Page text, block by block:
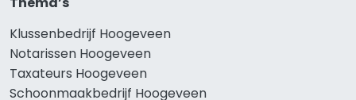
Klussenbedrijf Hoogeveen
Notarissen Hoogeveen
Taxateurs Hoogeveen
Schoonmaakbedrijf Hoogeveen